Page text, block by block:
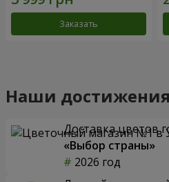
Заказать
Наши достижения
Доставка цветов
«Выбор страны»
2026 год